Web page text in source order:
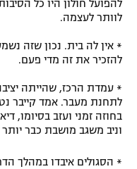
גיימינג E-Sports
תנאי שימוש
מדיניות פרטיות
בייסבול MLB
ספורט אתגרי ואקסטרים
גיימינג E-Sports
להפועל חולון היו כל
לוותר לעצמה.
* אין לה בית. נכון שזה
להזכיר את זה מדי פעם.
* עמדת הרכז, שהייתה
לתחנת מעבר. אמד קייבר
בחוזה זמני ועזב בסיומו,
וניב משגב מושבת כבר
* הסגולים איבדו במהלך